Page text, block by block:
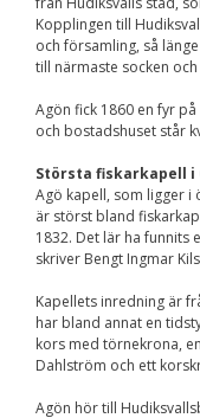
Kopplingen till
och församling, så
till närmaste socken
Agön fick 1860 en fyr
och bostadshuset står
Största fiskarkapell i
Agö kapell, som ligger i
är störst bland
1832. Det lär ha funnits
skriver Bengt Ingmar
Kapellets inredning är
har bland annat en
kors med törnekrona,
Dahlström och ett
Agön hör till